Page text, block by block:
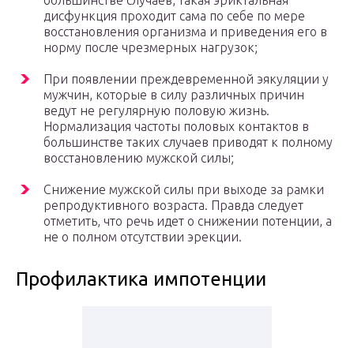
дисфункция проходит сама по себе по мере
восстановления организма и приведения его в
норму после чрезмерных нагрузок;
При появлении преждевременной эякуляции у
мужчин, которые в силу различных причин
ведут не регулярную половую жизнь.
Нормализация частоты половых контактов в
большинстве таких случаев приводят к полному
восстановлению мужской силы;
Снижение мужской силы при выходе за рамки
репродуктивного возраста. Правда следует
отметить, что речь идет о снижении потенции, а
не о полном отсутствии эрекции.
Профилактика импотенции